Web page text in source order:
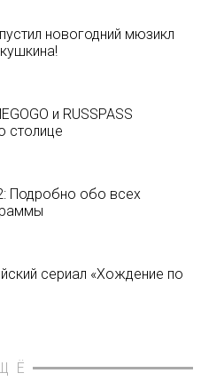
новогодний мюзикл
и RUSSPASS
столице
Подробно обо всех
сериал «Хождение по